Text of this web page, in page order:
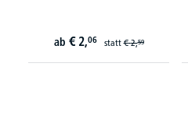
ab € 2,06 statt€ 2,59